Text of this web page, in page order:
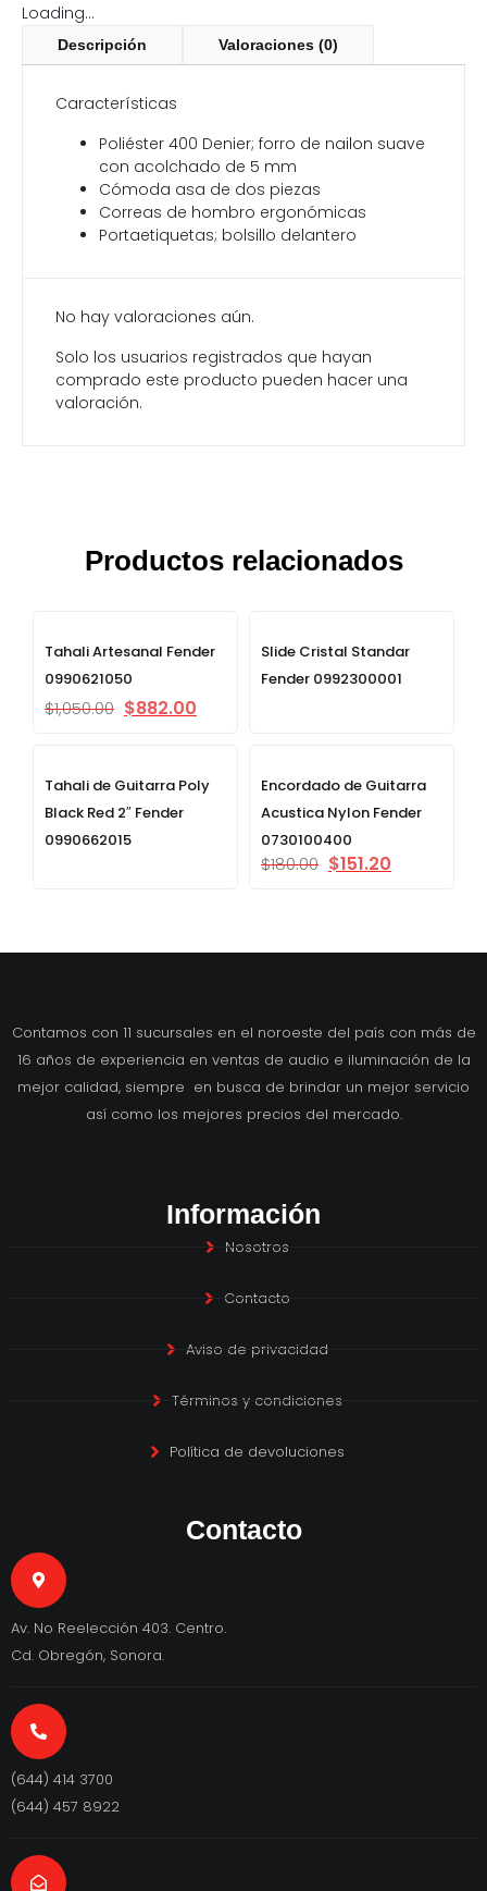
Loading...
Descripción Valoraciones (0)
Características
Poliéster 400 Denier; forro de nailon suave
con acolchado de 5 mm
Cómoda asa de dos piezas
Correas de hombro ergonómicas
Portaetiquetas; bolsillo delantero
No hay valoraciones aún.
Solo los usuarios registrados que hayan
comprado este producto pueden hacer una
valoración.
Productos relacionados
Tahali Artesanal Fender
0990621050
$1,050.00 $882.00
Slide Cristal Standar
Fender 0992300001
Tahali de Guitarra Poly
Black Red 2″ Fender
0990662015
Encordado de Guitarra
Acustica Nylon Fender
0730100400
$180.00 $151.20
Contamos con 11 sucursales en el noroeste del país con más de
16 años de experiencia en ventas de audio e iluminación de la
mejor calidad, siempre en busca de brindar un mejor servicio
así como los mejores precios del mercado.
Información
Nosotros
Contacto
Aviso de privacidad
Términos y condiciones
Política de devoluciones
Contacto
Av. No Reelección 403. Centro.
Cd. Obregón, Sonora.
(644) 414 3700
(644) 457 8922